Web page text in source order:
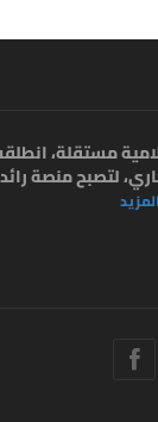
لتصبح منصة